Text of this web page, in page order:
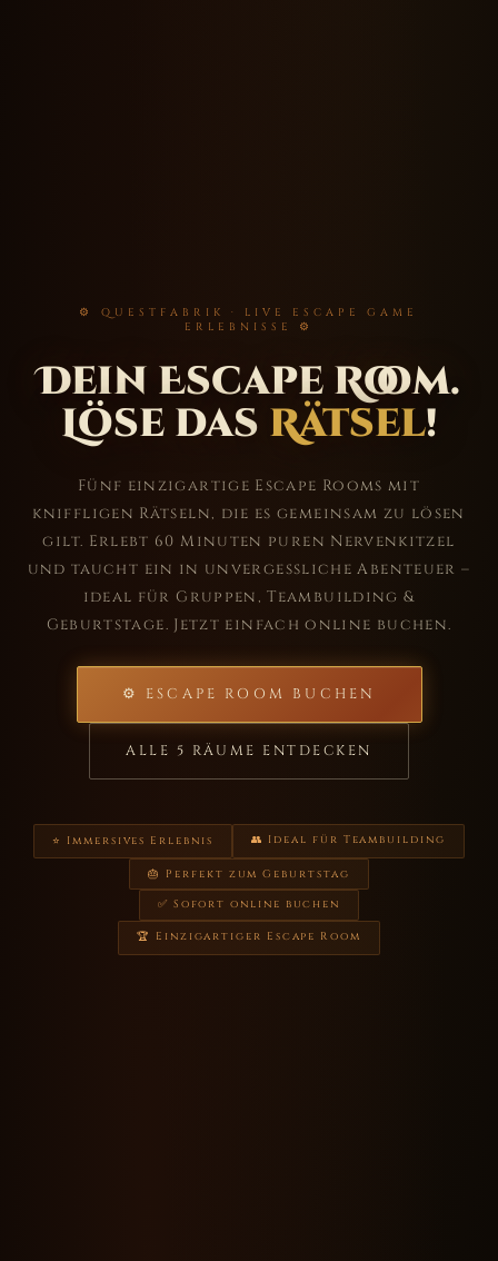
⚙ QUESTFABRIK · LIVE ESCAPE GAME
ERLEBNISSE ⚙
Dein Escape Room.
Löse das Rätsel!
Fünf einzigartige Escape Rooms mit
kniffligen Rätseln, die es gemeinsam zu lösen
gilt. Erlebt 60 Minuten puren Nervenkitzel
und taucht ein in unvergessliche Abenteuer –
ideal für Gruppen, Teambuilding &
Geburtstage. Jetzt einfach online buchen.
⚙ ESCAPE ROOM BUCHEN
ALLE 5 RÄUME ENTDECKEN
⭐ Immersives Erlebnis 👥 Ideal für Teambuilding
🎂 Perfekt zum Geburtstag
✅ Sofort online buchen
🏆 Einzigartiger Escape Room